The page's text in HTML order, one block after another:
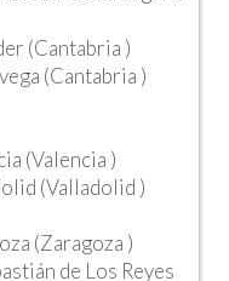
(Cantabria )
(Cantabria )
(Valencia )
(Valladolid )
(Zaragoza )
de Los Reyes